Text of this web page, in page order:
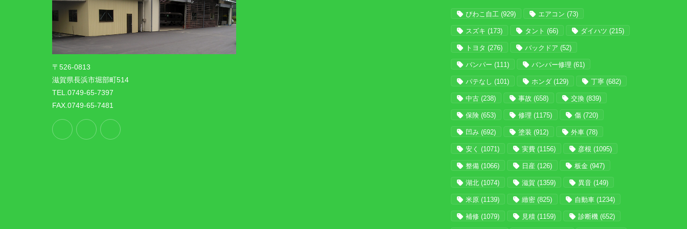
〒526-0813
滋賀県長浜市堀部町514
TEL.0749-65-7397
FAX.0749-65-7481
びわこ自工 (929) エアコン (73)
スズキ (173) タント (66) ダイハツ (215)
トヨタ (276) バックドア (52)
バンパー (111) バンパー修理 (61)
パテなし (101) ホンダ (129) 丁寧 (682)
中古 (238) 事故 (658) 交換 (839)
保険 (653) 修理 (1175) 傷 (720)
凹み (692) 塗装 (912) 外車 (78)
安く (1071) 実費 (1156) 彦根 (1095)
整備 (1066) 日産 (126) 板金 (947)
湖北 (1074) 滋賀 (1359) 異音 (149)
米原 (1139) 緻密 (825) 自動車 (1234)
補修 (1079) 見積 (1159) 診断機 (652)